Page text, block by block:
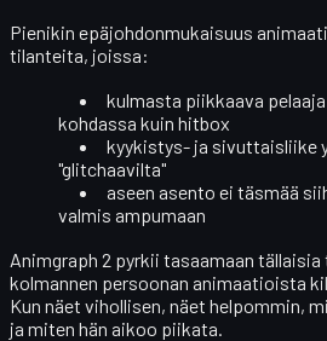
Pienikin epäjohdonmukaisuus
tilanteita, joissa:
kulmasta piikkaava
kohdassa kuin hitbox
kyykistys- ja sivuttaisliike
"glitchaavilta"
aseen asento ei täsmää
valmis ampumaan
Animgraph 2 pyrkii tasaamaan
kolmannen persoonan animaatioista
Kun näet vihollisen, näet helpommin,
ja miten hän aikoo piikata.